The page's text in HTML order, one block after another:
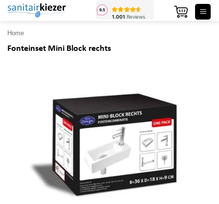
Ga
inhoud
Home
Fonteinset Mini Block rechts